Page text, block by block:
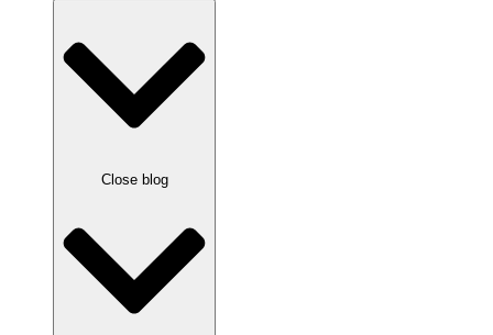
Close blog